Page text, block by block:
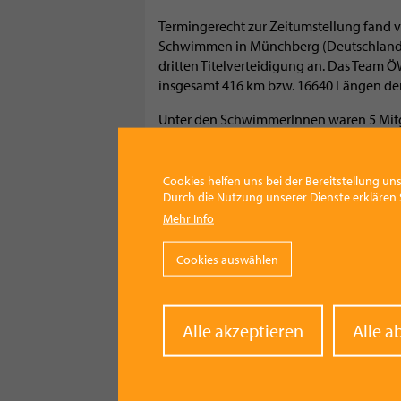
Termingerecht zur Zeitumstellung fand
Schwimmen in Münchberg
dritten Titelverteidigung an. Das Team
insgesamt 416 km bzw. 16640 Längen
Unter den SchwimmerInnen waren 5
und trugen einen wesentlichen Beitrag
Die Vorchdorfer Teilnehmer: Manuel D.
Cornelia(18), Thomas(20), Andreas(19),
SchwimmerInnen des
2015 entgegen.
Cookies helfen uns bei der Bereitstellung
Durch die Nutzung unserer Dienste
Mehr Info
Cookies auswählen
Alle akzeptieren Alle